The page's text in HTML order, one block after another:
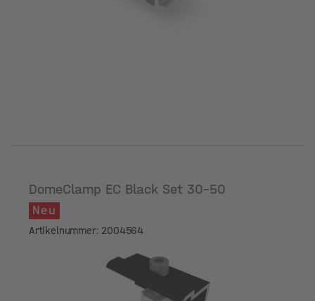
DomeClamp EC Black Set 30-50
Neu
Artikelnummer: 2004564